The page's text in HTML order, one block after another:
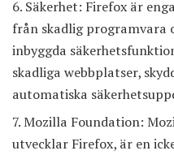
Säkerhet: Firefox är
från skadlig programvara
inbyggda
skadliga webbplatser,
automatiska
Mozilla Foundation:
utvecklar Firefox, är en